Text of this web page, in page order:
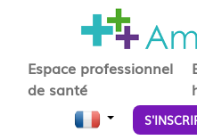
Espace professionnel
de santé